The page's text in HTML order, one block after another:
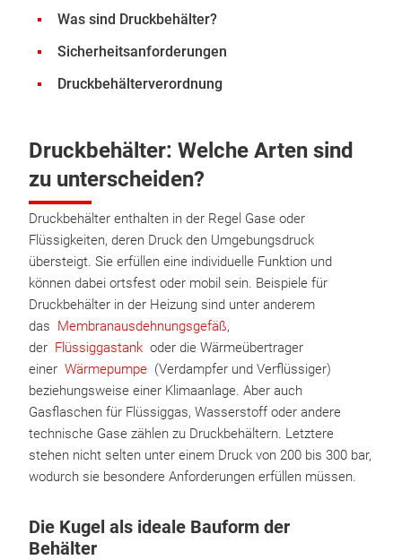
Was sind Druckbehälter?
Sicherheitsanforderungen
Druckbehälterverordnung
Druckbehälter: Welche Arten sind
zu unterscheiden?
Druckbehälter enthalten in der Regel Gase oder
Flüssigkeiten, deren Druck den Umgebungsdruck
übersteigt. Sie erfüllen eine individuelle Funktion und
können dabei ortsfest oder mobil sein. Beispiele für
Druckbehälter in der Heizung sind unter anderem
das Membranausdehnungsgefäß,
der Flüssiggastank oder die Wärmeübertrager
einer Wärmepumpe (Verdampfer und Verflüssiger)
beziehungsweise einer Klimaanlage. Aber auch
Gasflaschen für Flüssiggas, Wasserstoff oder andere
technische Gase zählen zu Druckbehältern. Letztere
stehen nicht selten unter einem Druck von 200 bis 300 bar,
wodurch sie besondere Anforderungen erfüllen müssen.
Die Kugel als ideale Bauform der
Behälter